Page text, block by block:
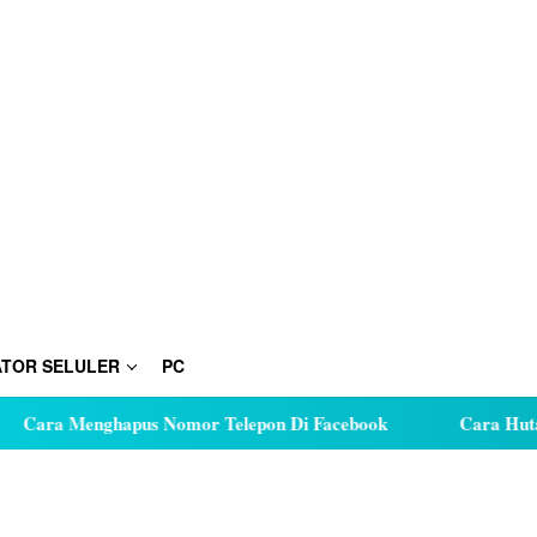
SELULER PC
Nomor Telepon Di Facebook Cara Hutang